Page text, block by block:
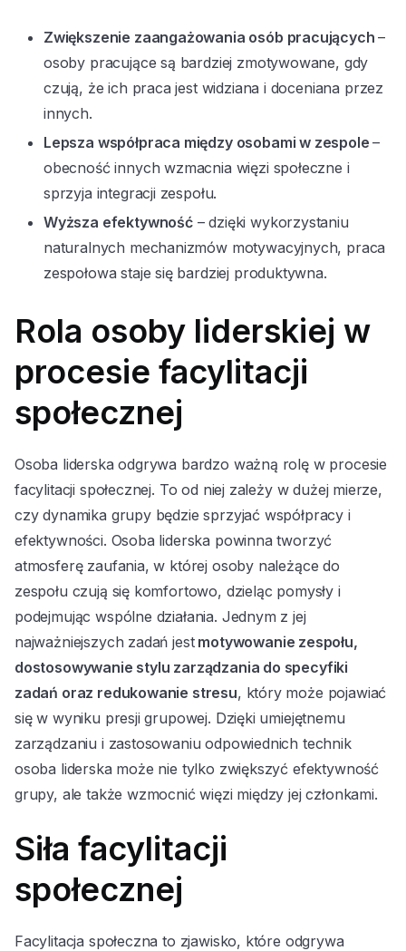
Zwiększenie zaangażowania osób pracujących–
osoby pracujące są bardziej zmotywowane, gdy
czują, że ich praca jest widziana i doceniana przez
innych.
Lepsza współpraca między osobami w zespole–
obecność innych wzmacnia więzi społeczne i
sprzyja integracji zespołu.
Wyższa efektywność– dzięki wykorzystaniu
naturalnych mechanizmów motywacyjnych, praca
zespołowa staje się bardziej produktywna.
Rola osoby liderskiej w
procesie facylitacji
społecznej
Osoba liderska odgrywa bardzo ważną rolę w procesie
facylitacji społecznej. To od niej zależy w dużej mierze,
czy dynamika grupy będzie sprzyjać współpracy i
efektywności. Osoba liderska powinna tworzyć
atmosferę zaufania, w której osoby należące do
zespołu czują się komfortowo, dzieląc pomysły i
podejmując wspólne działania. Jednym z jej
najważniejszych zadań jestmotywowanie zespołu,
dostosowywanie stylu zarządzania do specyfiki
zadań oraz redukowanie stresu, który może pojawiać
się w wyniku presji grupowej. Dzięki umiejętnemu
zarządzaniu i zastosowaniu odpowiednich technik
osoba liderska może nie tylko zwiększyć efektywność
grupy, ale także wzmocnić więzi między jej członkami.
Siła facylitacji
społecznej
Facylitacja społeczna to zjawisko, które odgrywa